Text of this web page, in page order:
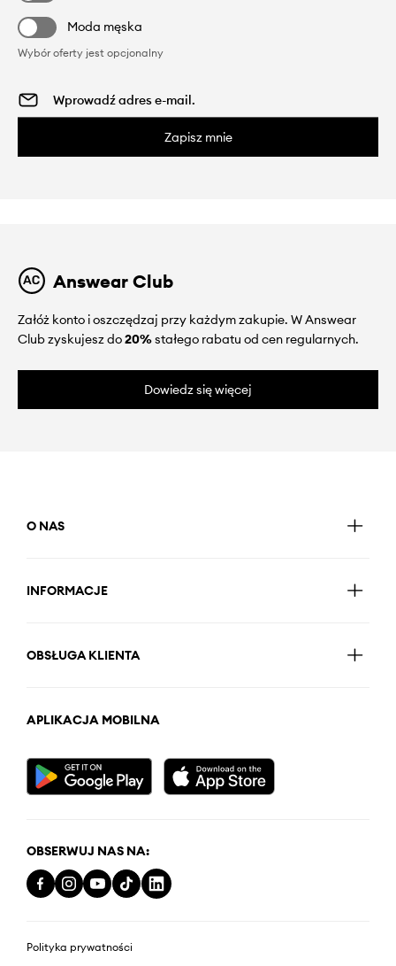
Moda męska
Wybór oferty jest opcjonalny
Zapisz mnie
Answear Club
Załóż konto i oszczędzaj przy każdym zakupie. W Answear
Club zyskujesz do20%stałego rabatu od cen regularnych.
Dowiedz się więcej
O NAS
INFORMACJE
OBSŁUGA KLIENTA
APLIKACJA MOBILNA
OBSERWUJ NAS NA:
Polityka prywatności